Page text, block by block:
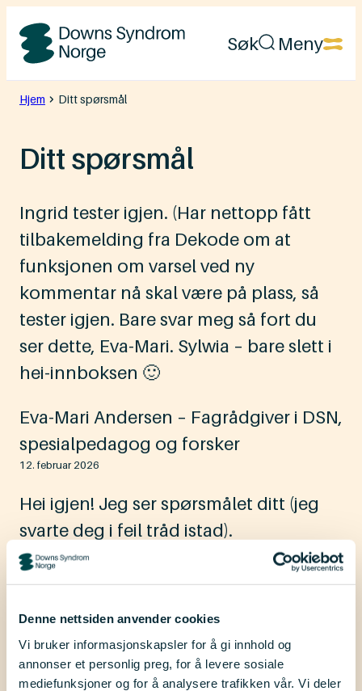
Denne nettsiden anvender cookies
Vi bruker informasjonskapsler for å gi innhold og
annonser et personlig preg, for å levere sosiale
mediefunksjoner og for å analysere trafikken vår. Vi deler
Hopp
Downs
Syndrom
Søk Meny
Hjem Ditt spørsmål
Ditt spørsmål
Ingrid tester igjen. (Har nettopp fått
tilbakemelding fra Dekode om at
funksjonen om varsel ved ny
kommentar nå skal være på plass, så
tester igjen. Bare svar meg så fort du
ser dette, Eva-Mari. Sylwia – bare slett i
hei-innboksen 🙂
Eva-Mari Andersen – Fagrådgiver i DSN,
spesialpedagog og forsker
12. februar 2026
Hei igjen! Jeg ser spørsmålet ditt (jeg
svarte deg i feil tråd istad).
Anonym
Flott. Da håper jeg du får varsel på e-
post nå?